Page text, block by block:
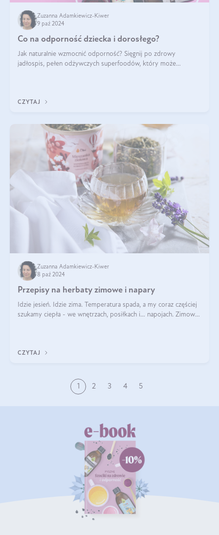
Zuzanna Adamkiewicz-Kiwer
9 paź 2024
Co na odporność dziecka i dorosłego?
Jak naturalnie wzmocnić odporność? Sięgnij po zdrowy
jadłospis, pełen odżywczych superfoodów, który może
CZYTAJ
Zuzanna Adamkiewicz-Kiwer
8 paź 2024
Przepisy na herbaty zimowe i napary
Idzie jesień. Idzie zima. Temperatura spada, a my coraz częściej
szukamy ciepła - we wnętrzach, posiłkach i… napojach. Zimowe
CZYTAJ
1 2 3 4 5